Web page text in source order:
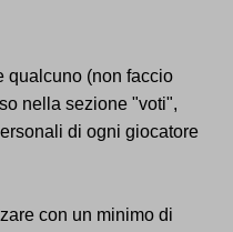
qualcuno (non faccio
nella sezione "voti",
di ogni giocatore
con un minimo di